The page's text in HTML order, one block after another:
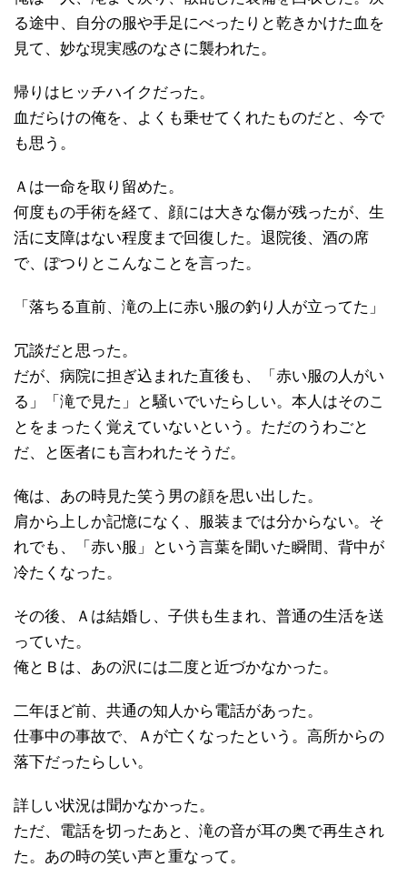
る途中、自分の服や手足にべったりと乾きかけた血を
見て、妙な現実感のなさに襲われた。
帰りはヒッチハイクだった。
血だらけの俺を、よくも乗せてくれたものだと、今で
も思う。
Ａは一命を取り留めた。
何度もの手術を経て、顔には大きな傷が残ったが、生
活に支障はない程度まで回復した。退院後、酒の席
で、ぽつりとこんなことを言った。
「落ちる直前、滝の上に赤い服の釣り人が立ってた」
冗談だと思った。
だが、病院に担ぎ込まれた直後も、「赤い服の人がい
る」「滝で見た」と騒いでいたらしい。本人はそのこ
とをまったく覚えていないという。ただのうわごと
だ、と医者にも言われたそうだ。
俺は、あの時見た笑う男の顔を思い出した。
肩から上しか記憶になく、服装までは分からない。そ
れでも、「赤い服」という言葉を聞いた瞬間、背中が
冷たくなった。
その後、Ａは結婚し、子供も生まれ、普通の生活を送
っていた。
俺とＢは、あの沢には二度と近づかなかった。
二年ほど前、共通の知人から電話があった。
仕事中の事故で、Ａが亡くなったという。高所からの
落下だったらしい。
詳しい状況は聞かなかった。
ただ、電話を切ったあと、滝の音が耳の奥で再生され
た。あの時の笑い声と重なって。